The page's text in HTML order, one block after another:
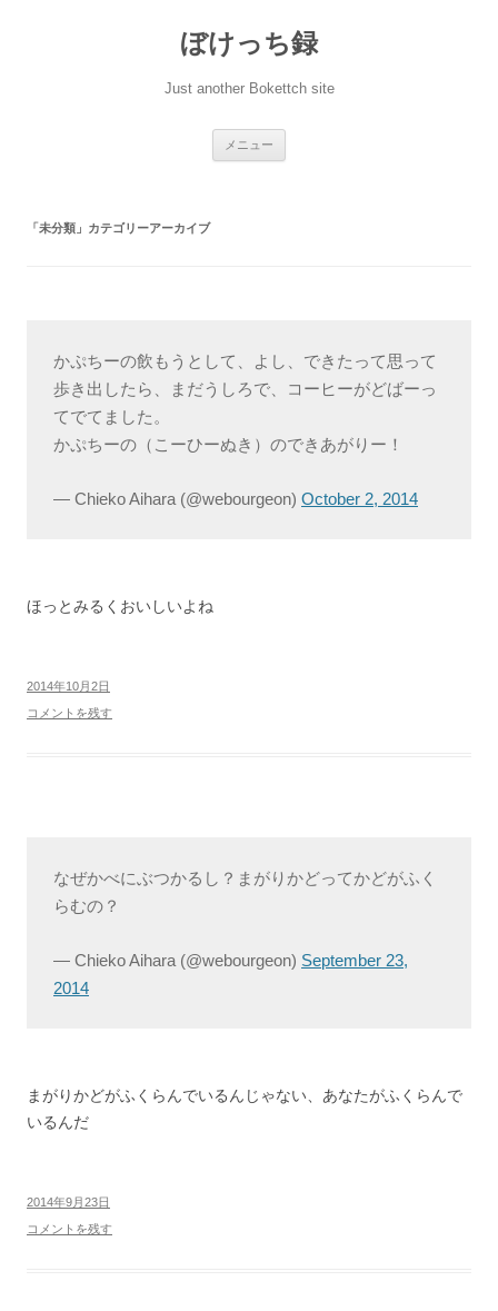
ぼけっち録
Just another Bokettch site
メニュー
「未分類 」カテゴリーアーカイブ
かぷちーの飲もうとして、よし、できたって思って
歩き出したら、まだうしろで、コーヒーがどばーっ
てでてました。
かぷちーの（こーひーぬき）のできあがりー！
— Chieko Aihara (@webourgeon) October 2, 2014
ほっとみるくおいしいよね
2014年10月2日
コメントを残す
なぜかべにぶつかるし？まがりかどってかどがふく
らむの？
— Chieko Aihara (@webourgeon) September 23,
2014
まがりかどがふくらんでいるんじゃない、あなたがふくらんで
いるんだ
2014年9月23日
コメントを残す